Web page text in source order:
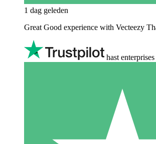
1 dag geleden
Great Good experience with Vecteezy
hast enterprises